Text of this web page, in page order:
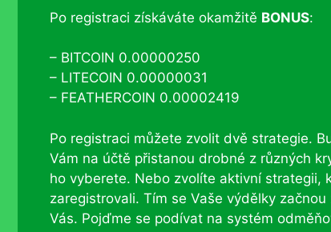
Po registraci získáváte okamžitě BONUS:
– BITCOIN 0.00000250
– LITECOIN 0.00000031
– FEATHERCOIN 0.00002419
Po registraci můžete zvolit dvě strategie.
Vám na účtě přistanou drobné z různých
ho vyberete. Nebo zvolíte aktivní strategii,
zaregistrovali. Tím se Vaše výdělky
Vás. Pojďme se podívat na systém